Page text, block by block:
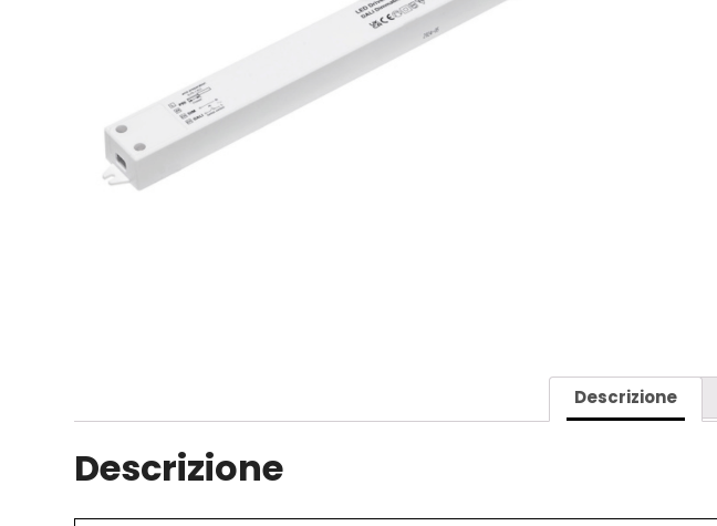
Descrizione
Descrizione